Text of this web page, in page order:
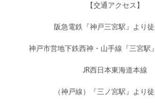
【交通アクセス】
阪急電鉄『神戸三宮駅』より
神戸市営地下鉄西神・山手線『三宮駅
JR西日本東海道本線
（神戸線）『三ノ宮駅』より